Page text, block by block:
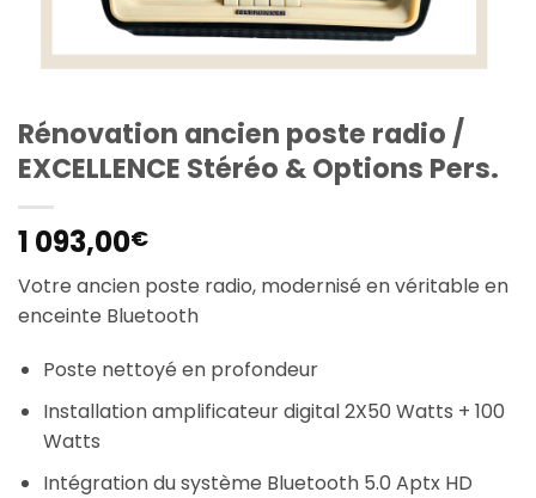
Rénovation ancien poste radio /
EXCELLENCE Stéréo & Options Pers.
1 093,00€
Votre ancien poste radio, modernisé en véritable en
enceinte Bluetooth
Poste nettoyé en profondeur
Installation amplificateur digital 2X50 Watts + 100
Watts
Intégration du système Bluetooth 5.0 Aptx HD